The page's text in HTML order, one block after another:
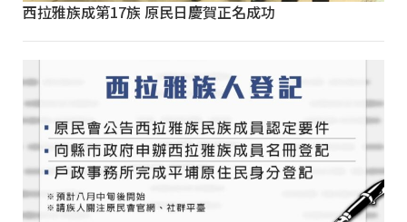
西拉雅族成第17族 原民日慶賀正名成功